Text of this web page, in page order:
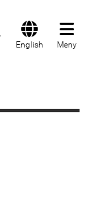
English Meny